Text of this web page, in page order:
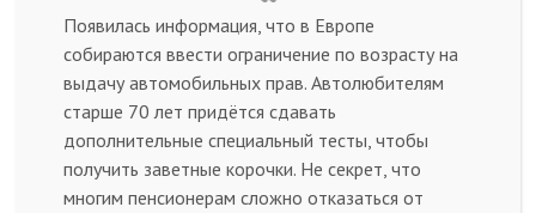
Появилась информация, что в Европе
собираются ввести ограничение по возрасту на
выдачу автомобильных прав. Автолюбителям
старше 70 лет придётся сдавать
дополнительные специальный тесты, чтобы
получить заветные корочки. Не секрет, что
многим пенсионерам сложно отказаться от